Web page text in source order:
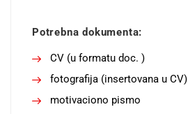
Potrebna dokumenta:
CV (u formatu doc. )
fotografija (insertovana u CV)
motivaciono pismo